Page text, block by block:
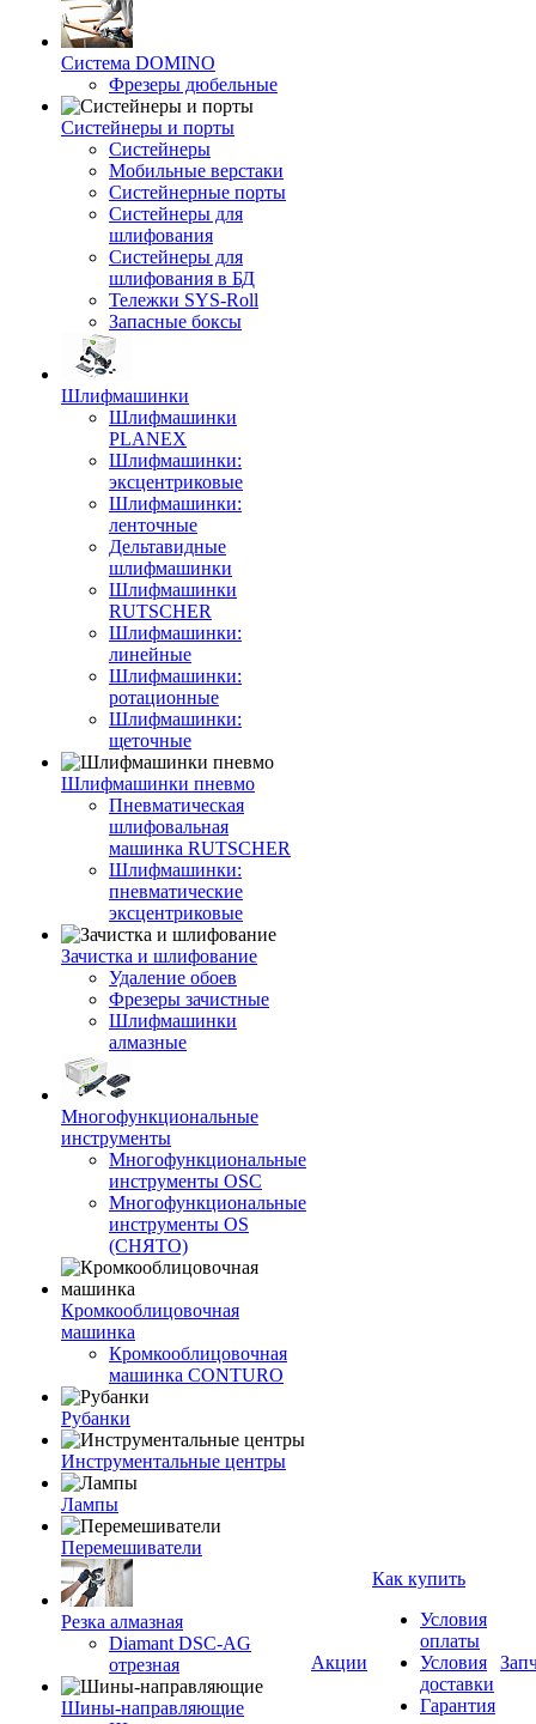
Система DOMINO
Фрезеры дюбельные
Систейнеры и порты
Систейнеры
Мобильные верстаки
Систейнерные порты
Систейнеры для
шлифования
Систейнеры для
шлифования в БД
Тележки SYS-Roll
Запасные боксы
Шлифмашинки
Шлифмашинки
PLANEX
Шлифмашинки:
эксцентриковые
Шлифмашинки:
ленточные
Дельтавидные
шлифмашинки
Шлифмашинки
RUTSCHER
Шлифмашинки:
линейные
Шлифмашинки:
ротационные
Шлифмашинки:
щеточные
Шлифмашинки пневмо
Пневматическая
шлифовальная
машинка RUTSCHER
Шлифмашинки:
пневматические
эксцентриковые
Зачистка и шлифование
Удаление обоев
Фрезеры зачистные
Шлифмашинки
алмазные
Многофункциональные
инструменты
Многофункциональные
инструменты OSC
Многофункциональные
инструменты OS
(СНЯТО)
Кромкооблицовочная
машинка
Кромкооблицовочная
машинка CONTURO
Рубанки
Инструментальные центры
Лампы
Перемешиватели
Резка алмазная
Diamant DSC-AG
отрезная
Шины-направляющие
Акции
Как купить
Условия
оплаты
Условия
доставки
Гарантия